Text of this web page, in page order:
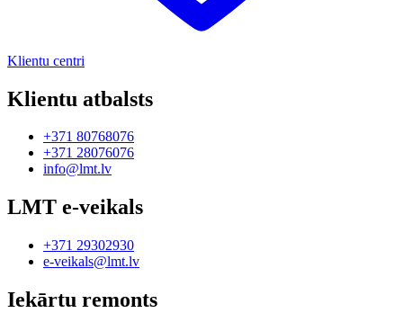
Klientu centri
Klientu atbalsts
+371 80768076
+371 28076076
info@lmt.lv
LMT e-veikals
+371 29302930
e-veikals@lmt.lv
Iekārtu remonts